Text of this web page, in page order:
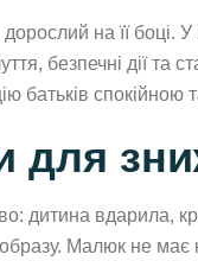
дорослий на її
безпечні дії та
батьків спокійною
для
дитина вдарила,
Малюк не